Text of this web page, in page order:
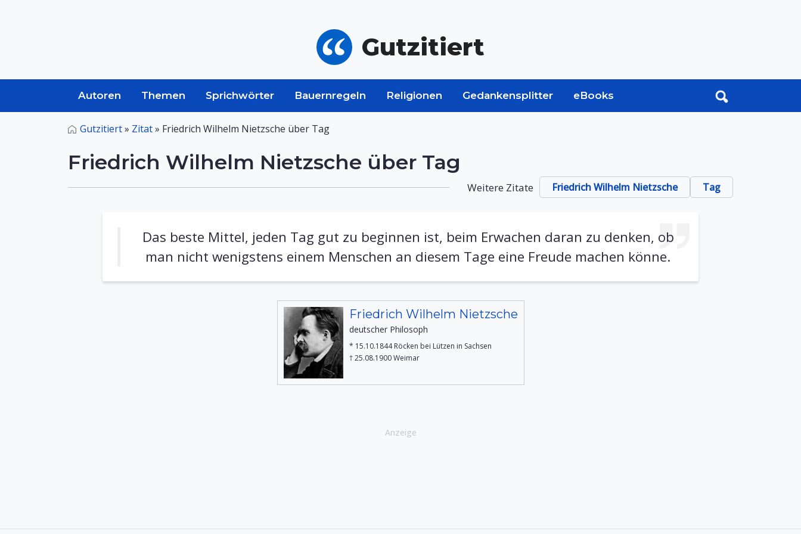
Gutzitiert
Autoren Themen Sprichwörter Bauernregeln Religionen Gedankensplitter eBooks
Gutzitiert» Zitat» Friedrich Wilhelm Nietzsche über Tag
Friedrich Wilhelm Nietzsche über Tag
Weitere Zitate Friedrich Wilhelm Nietzsche Tag
Das beste Mittel, jeden Tag gut zu beginnen ist, beim Erwachen daran zu denken, ob
man nicht wenigstens einem Menschen an diesem Tage eine Freude machen könne.
Friedrich Wilhelm Nietzsche
deutscher Philosoph
* 15.10.1844 Röcken bei Lützen in Sachsen
† 25.08.1900 Weimar
Anzeige